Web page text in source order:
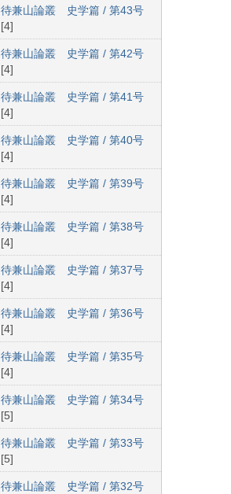
待兼山論叢 史学篇 / 第43号
[4]
待兼山論叢 史学篇 / 第42号
[4]
待兼山論叢 史学篇 / 第41号
[4]
待兼山論叢 史学篇 / 第40号
[4]
待兼山論叢 史学篇 / 第39号
[4]
待兼山論叢 史学篇 / 第38号
[4]
待兼山論叢 史学篇 / 第37号
[4]
待兼山論叢 史学篇 / 第36号
[4]
待兼山論叢 史学篇 / 第35号
[4]
待兼山論叢 史学篇 / 第34号
[5]
待兼山論叢 史学篇 / 第33号
[5]
待兼山論叢 史学篇 / 第32号